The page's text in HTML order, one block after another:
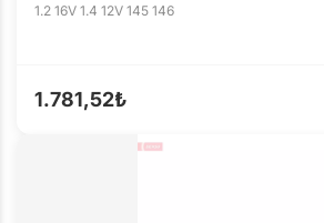
1.2 16V 1.4 12V 145 146
1.781,52₺